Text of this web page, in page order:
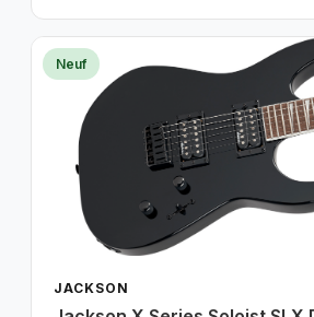
Neuf
JACKSON